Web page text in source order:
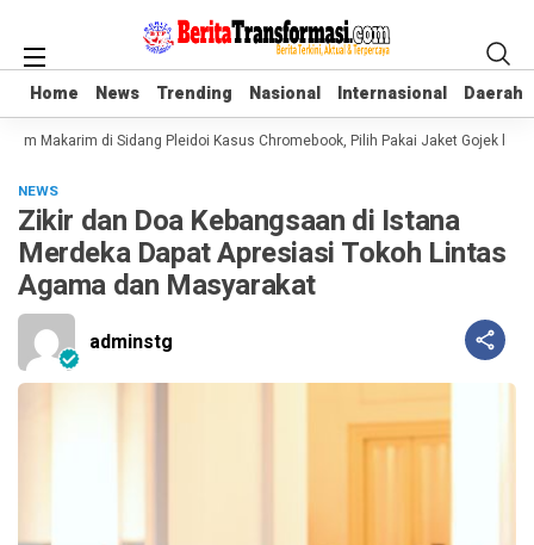
Home News Trending Nasional Internasional Daerah
Home News Trending Nasional Internasional Daerah
Makarim di Sidang Pleidoi Kasus Chromebook, Pilih Pakai Jaket Gojek
NEWS
Zikir dan Doa Kebangsaan di Istana
Merdeka Dapat Apresiasi Tokoh Lintas
Agama dan Masyarakat
adminstg